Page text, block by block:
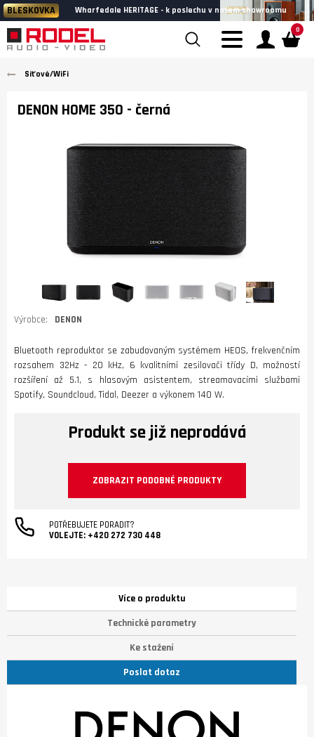
BLESKOVKA Wharfedale HERITAGE - k poslechu v našem showroomu
0
Síťové/WiFi
DENON HOME 350 - černá
Výrobce: DENON
Bluetooth reproduktor se zabudovaným systémem HEOS, frekvenčním
rozsahem 32Hz - 20 kHz, 6 kvalitními zesilovači třídy D, možností
rozšíření až 5.1, s hlasovým asistentem, streamovacími službami
Spotify, Soundcloud, Tidal, Deezer a výkonem 140 W.
Produkt se již neprodává
ZOBRAZIT PODOBNÉ PRODUKTY
POTŘEBUJETE PORADIT?
VOLEJTE: +420 272 730 448
Více o produktu
Technické parametry
Ke stažení
Poslat dotaz